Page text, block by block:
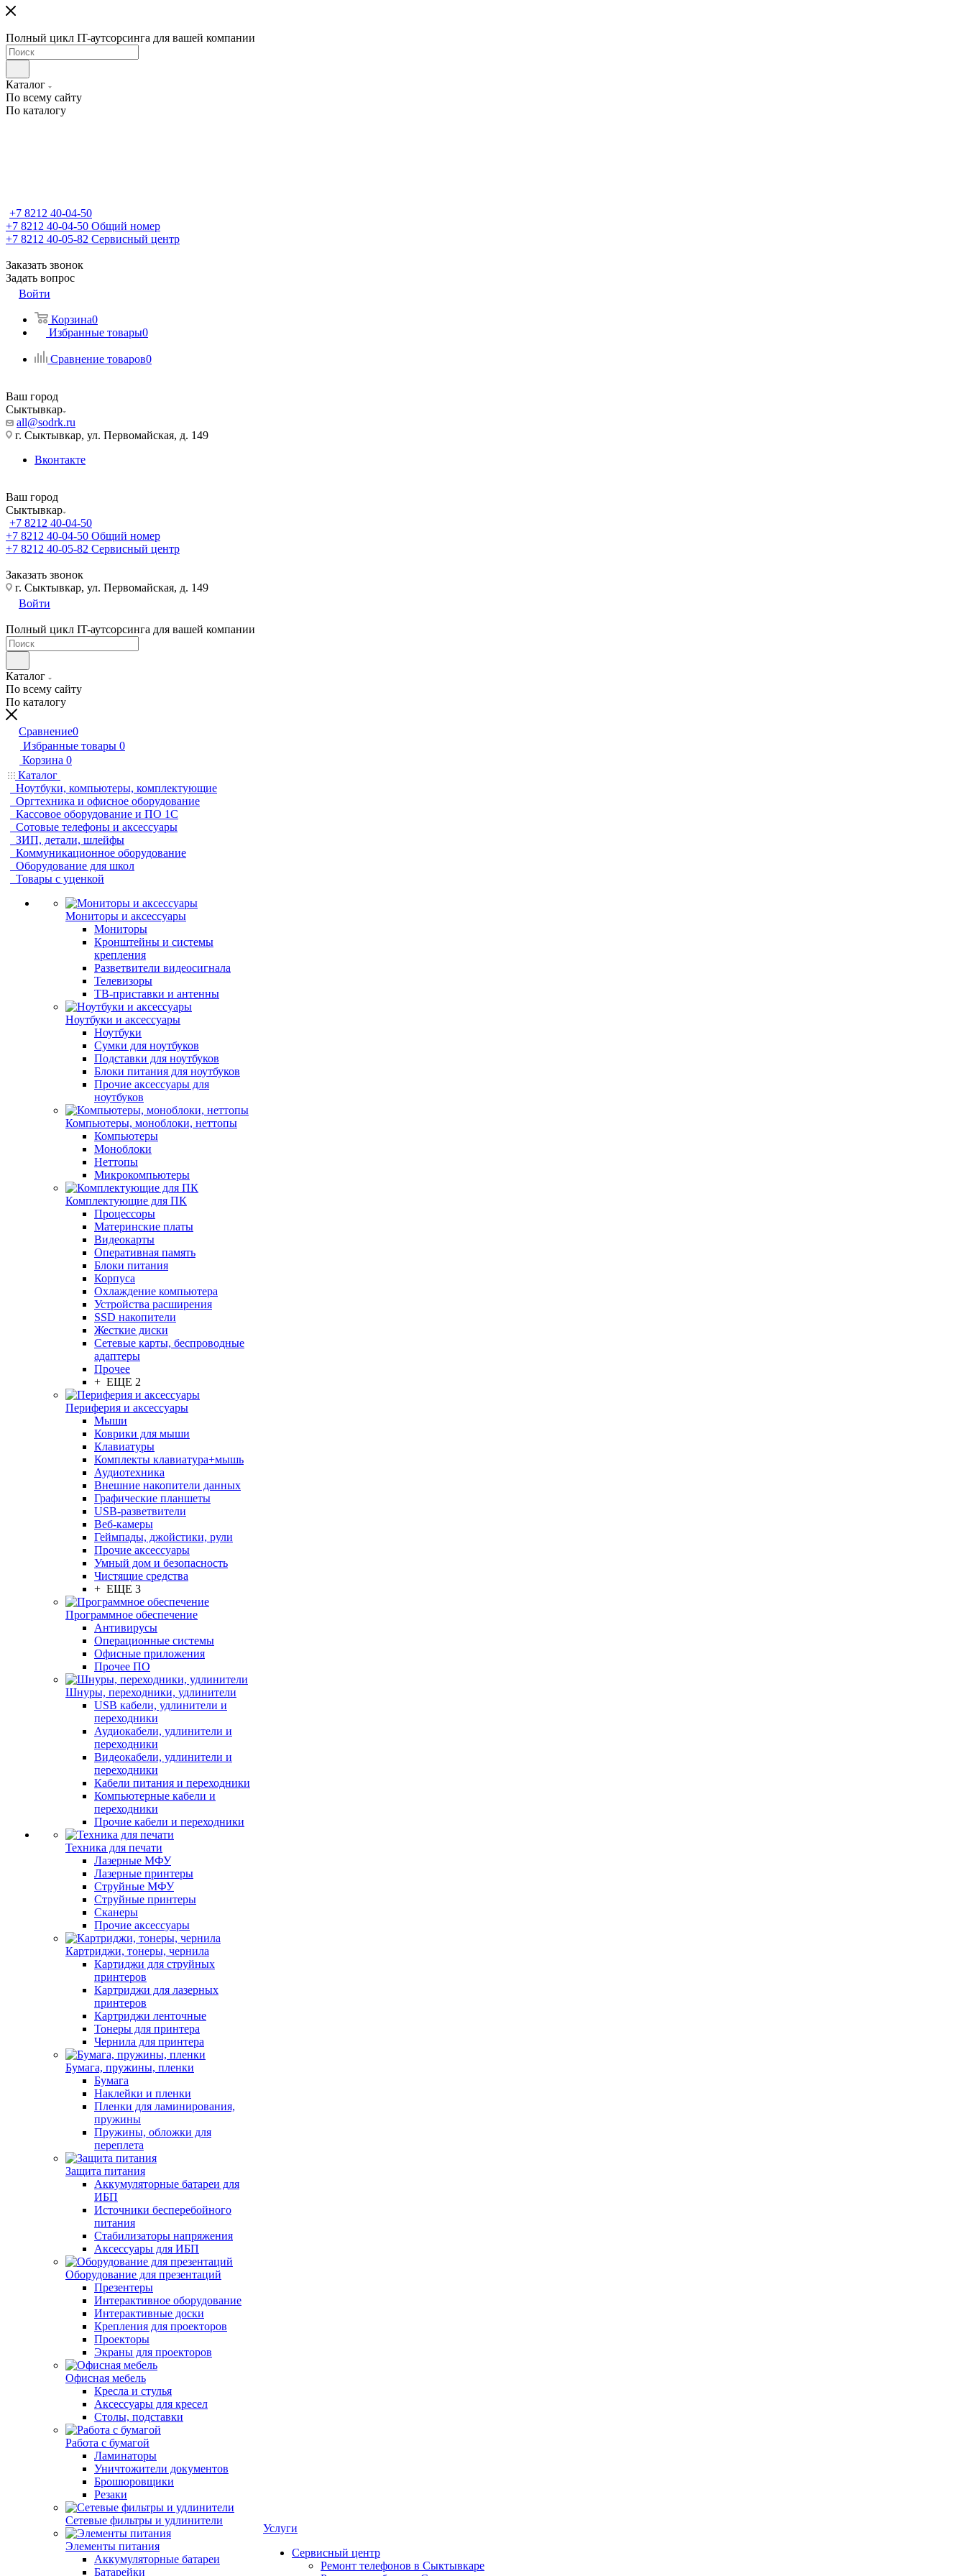
Полный цикл IT-аутсорсинга для вашей компании
Каталог
По всему сайту
По каталогу
+7 8212 40-04-50
+7 8212 40-04-50 Общий номер
+7 8212 40-05-82 Сервисный центр
Заказать звонок
Задать вопрос
Войти
Корзина0
Избранные товары0
Сравнение товаров0
Ваш город
Сыктывкар
all@sodrk.ru
г. Сыктывкар, ул. Первомайская, д. 149
Вконтакте
Ваш город
Сыктывкар
+7 8212 40-04-50
+7 8212 40-04-50 Общий номер
+7 8212 40-05-82 Сервисный центр
Заказать звонок
г. Сыктывкар, ул. Первомайская, д. 149
Войти
Полный цикл IT-аутсорсинга для вашей компании
Каталог
По всему сайту
По каталогу
Сравнение0
Избранные товары 0
Корзина 0
Каталог
Ноутбуки, компьютеры, комплектующие
Оргтехника и офисное оборудование
Кассовое оборудование и ПО 1С
Сотовые телефоны и аксессуары
ЗИП, детали, шлейфы
Коммуникационное оборудование
Оборудование для школ
Товары с уценкой
Мониторы и аксессуары
Мониторы
Кронштейны и системы
крепления
Разветвители видеосигнала
Телевизоры
ТВ-приставки и антенны
Ноутбуки и аксессуары
Ноутбуки
Сумки для ноутбуков
Подставки для ноутбуков
Блоки питания для ноутбуков
Прочие аксессуары для
ноутбуков
Компьютеры, моноблоки, неттопы
Компьютеры
Моноблоки
Неттопы
Микрокомпьютеры
Комплектующие для ПК
Процессоры
Материнские платы
Видеокарты
Оперативная память
Блоки питания
Корпуса
Охлаждение компьютера
Устройства расширения
SSD накопители
Жесткие диски
Сетевые карты, беспроводные
адаптеры
Прочее
+ ЕЩЕ 2
Периферия и аксессуары
Мыши
Коврики для мыши
Клавиатуры
Комплекты клавиатура+мышь
Аудиотехника
Внешние накопители данных
Графические планшеты
USB-разветвители
Веб-камеры
Геймпады, джойстики, рули
Прочие аксессуары
Умный дом и безопасность
Чистящие средства
+ ЕЩЕ 3
Программное обеспечение
Антивирусы
Операционные системы
Офисные приложения
Прочее ПО
Шнуры, переходники, удлинители
USB кабели, удлинители и
переходники
Аудиокабели, удлинители и
переходники
Видеокабели, удлинители и
переходники
Кабели питания и переходники
Компьютерные кабели и
переходники
Прочие кабели и переходники
Техника для печати
Лазерные МФУ
Лазерные принтеры
Струйные МФУ
Струйные принтеры
Сканеры
Прочие аксессуары
Картриджи, тонеры, чернила
Картиджи для струйных
принтеров
Картриджи для лазерных
принтеров
Картриджи ленточные
Тонеры для принтера
Чернила для принтера
Бумага, пружины, пленки
Бумага
Наклейки и пленки
Пленки для ламинирования,
пружины
Пружины, обложки для
переплета
Защита питания
Аккумуляторные батареи для
ИБП
Источники бесперебойного
питания
Стабилизаторы напряжения
Аксессуары для ИБП
Оборудование для презентаций
Презентеры
Интерактивное оборудование
Интерактивные доски
Крепления для проекторов
Проекторы
Экраны для проекторов
Офисная мебель
Кресла и стулья
Аксессуары для кресел
Столы, подставки
Работа с бумагой
Ламинаторы
Уничтожители документов
Брошюровщики
Резаки
Сетевые фильтры и удлинители
Элементы питания
Аккумуляторные батареи
Батарейки
Услуги
Сервисный центр
Ремонт телефонов в Сыктывкаре